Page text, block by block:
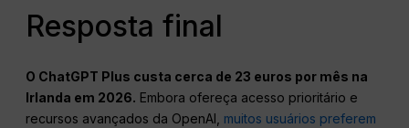
Resposta final
O ChatGPT Plus custa cerca de 23 euros por mês na
Irlanda em 2026. Embora ofereça acesso prioritário e
recursos avançados da OpenAI, muitos usuários preferem